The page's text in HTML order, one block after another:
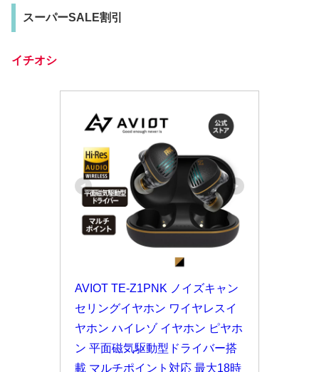
スーパーSALE割引
イチオシ
AVIOT TE-Z1PNK ノイズキャン
セリングイヤホン ワイヤレスイ
ヤホン ハイレゾ イヤホン ピヤホ
ン 平面磁気駆動型ドライバー搭
載 マルチポイント対応 最大18時